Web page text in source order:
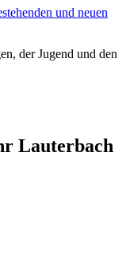
und neuen
der Jugend und den
Lauterbach